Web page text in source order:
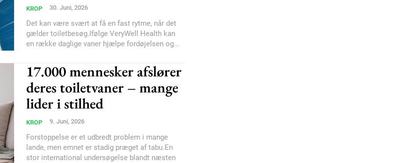
Subscription Plans
Member full access
100DKK
KROP 30. Juni, 2026
Det kan være svært at få en fast rytme, når det
gælder toiletbesøg.Ifølge VeryWell Health kan
en række daglige vaner hjælpe fordøjelsen og...
17.000 mennesker afslører
deres toiletvaner – mange
lider i stilhed
KROP 9. Juni, 2026
Forstoppelse er et udbredt problem i mange
lande, men emnet er stadig præget af tabu.En
stor international undersøgelse blandt næsten